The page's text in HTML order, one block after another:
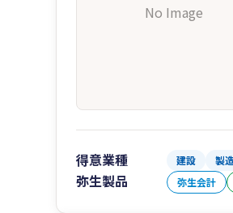
No Image
得意業種 建設 製
弥生製品 弥生会計